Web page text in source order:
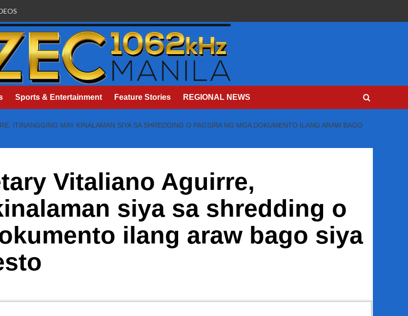
Sports & Entertainment Feature Stories REGIONAL NEWS
ITINANGGING MAY KINALAMAN SIYA SA SHREDDING O PAGSIRA NG MGA DOKUMENTO ILANG ARAW BAGO
Vitaliano Aguirre,
siya sa shredding o
ilang araw bago siya